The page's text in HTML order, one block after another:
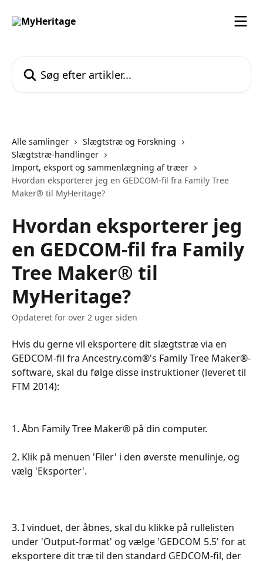
Alle samlinger
Slægtstræ og Forskning
Slægtstræ-handlinger
Import, eksport og sammenlægning af træer
Hvordan eksporterer jeg en GEDCOM-fil fra Family Tree
Maker® til MyHeritage?
Hvordan eksporterer jeg
en GEDCOM-fil fra Family
Tree Maker® til
MyHeritage?
Opdateret for over 2 uger siden
Hvis du gerne vil eksportere dit slægtstræ via en
GEDCOM-fil fra Ancestry.com®'s Family Tree Maker®-
software, skal du følge disse instruktioner (leveret til
FTM 2014):
​​​​​​​​​1. Åbn Family Tree Maker® på din computer.​
​​​​​​​​​2. Klik på menuen 'Filer' i den øverste menulinje, og
vælg 'Eksporter'.​
​​​​​​​​​3. I vinduet, der åbnes, skal du klikke på rullelisten
under 'Output-format' og vælge 'GEDCOM 5.5' for at
eksportere dit træ til den standard GEDCOM-fil, der